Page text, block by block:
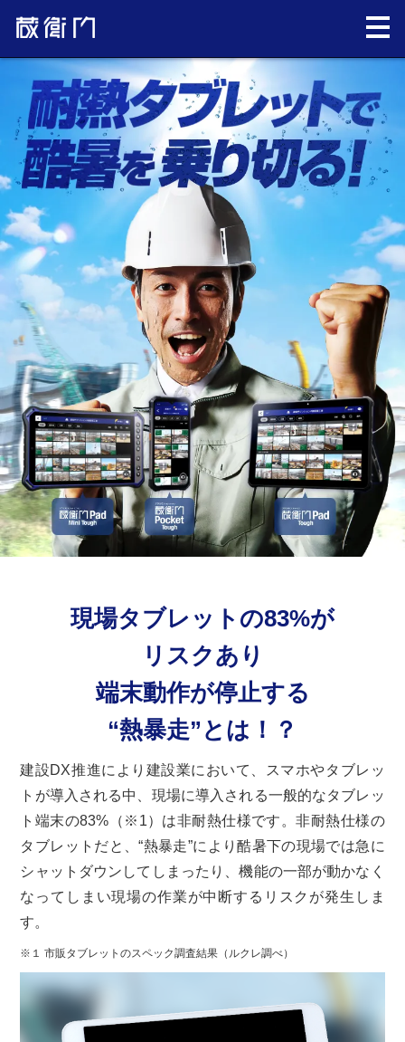
現場タブレットの83%が
リスクあり
端末動作が停止する
“熱暴走”とは！？
建設DX推進により建設業において、スマホやタブレッ
トが導入される中、現場に導入される一般的なタブレッ
ト端末の83%（※1）は非耐熱仕様です。非耐熱仕様の
タブレットだと、“熱暴走”により酷暑下の現場では急に
シャットダウンしてしまったり、機能の一部が動かなく
なってしまい現場の作業が中断するリスクが発生しま
す。
※１ 市販タブレットのスペック調査結果（ルクレ調べ）